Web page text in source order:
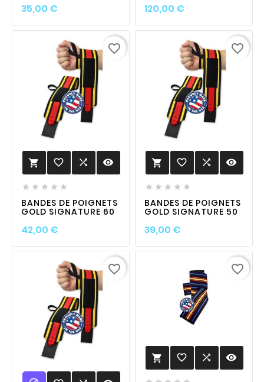
35,00 €Prix 120,00 €Prix
 favorite_border  visibility
    
BANDES DE POIGNETS
GOLD SIGNATURE 60
42,00 €Prix
favorite_border
 favorite_border  visibility
    
BANDES DE POIGNETS
GOLD SIGNATURE 50
39,00 €Prix
favorite_border
favorite_border
 favorite_border  visibility
favorite_border